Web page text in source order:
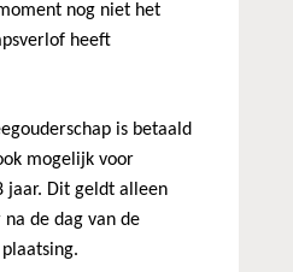
nog niet het
heeft
is betaald
mogelijk voor
jaar. Dit geldt alleen
de dag van de